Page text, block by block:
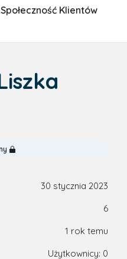
| Społeczność Klientów
30 stycznia 2023
6
1 rok temu
Użytkownicy: 0